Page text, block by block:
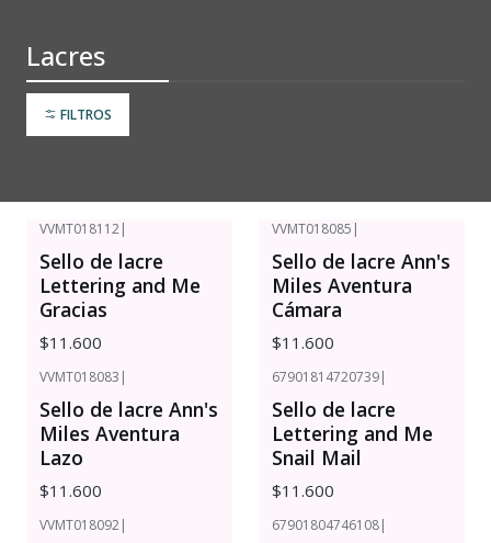
Lacres
FILTROS
VVMT018112|
Sello de lacre
Lettering and Me
Gracias
$11.600
VVMT018085 |
Sello de lacre Ann's
Miles Aventura
Cámara
$11.600
VVMT018083 |
Sello de lacre Ann's
Miles Aventura
Lazo
$11.600
67901814720739|
Sello de lacre
Lettering and Me
Snail Mail
$11.600
VVMT018092| 67901804746108|